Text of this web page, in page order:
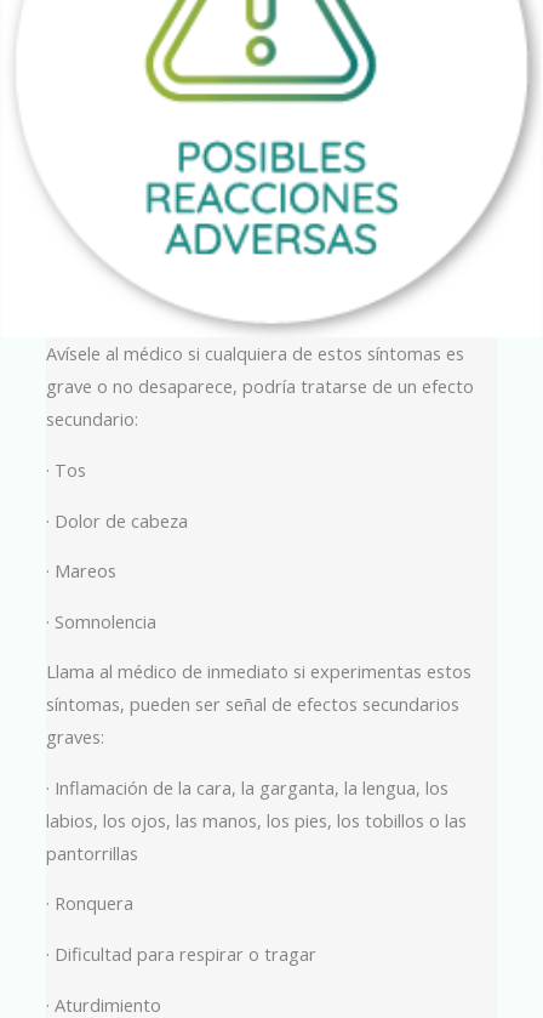
Avísele al médico si cualquiera de estos síntomas es
grave o no desaparece, podría tratarse de un efecto
secundario:
· Tos
· Dolor de cabeza
· Mareos
· Somnolencia
Llama al médico de inmediato si experimentas estos
síntomas, pueden ser señal de efectos secundarios
graves:
· Inflamación de la cara, la garganta, la lengua, los
labios, los ojos, las manos, los pies, los tobillos o las
pantorrillas
· Ronquera
· Dificultad para respirar o tragar
· Aturdimiento